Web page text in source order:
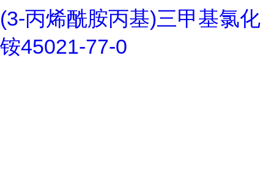
(3-丙烯酰胺丙基)三甲基氯化
铵45021-77-0